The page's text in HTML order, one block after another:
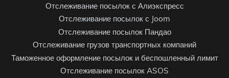
Отслеживание посылок с Алиэкспресс
Отслеживание посылок с Joom
Отслеживание посылок Пандао
Отслеживание грузов транспортных компаний
Таможенное оформление посылок и беспошленный лимит
Отслеживание посылок ASOS